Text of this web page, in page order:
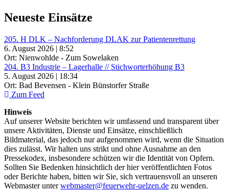
Neueste Einsätze
205. H DLK – Nachforderung DLAK zur Patientenrettung
6. August 2026 | 8:52
Ort: Nienwohlde - Zum Sowelaken
204. B3 Industrie – Lagerhalle // Stichworterhöhung B3
5. August 2026 | 18:34
Ort: Bad Bevensen - Klein Bünstorfer Straße
Zum Feed
Hinweis
Auf unserer Website berichten wir umfassend und transparent über
unsere Aktivitäten, Dienste und Einsätze, einschließlich
Bildmaterial, das jedoch nur aufgenommen wird, wenn die Situation
dies zulässt. Wir halten uns strikt und ohne Ausnahme an den
Pressekodex, insbesondere schützen wir die Identität von Opfern.
Sollten Sie Bedenken hinsichtlich der hier veröffentlichten Fotos
oder Berichte haben, bitten wir Sie, sich vertrauensvoll an unseren
Webmaster unterwebmaster@feuerwehr-uelzen.de zu wenden.